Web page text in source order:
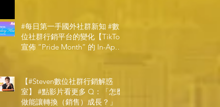
#每日第一手國外社群新知 #數
位社群行銷平台的變化【TikTok
宣佈 ”Pride Month” 的 In-App
【#Steven數位社群行銷解惑
室】 #點影片看更多​ Q：「怎麼
做能讓轉換（銷售）成長？」